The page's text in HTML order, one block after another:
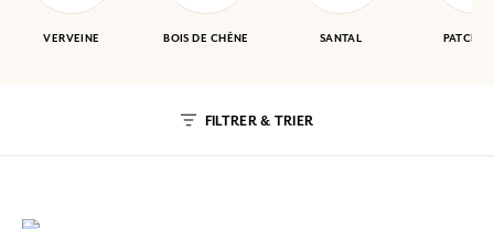
VERVEINE BOIS DE CHÊNE SANTAL
FILTRER & TRIER